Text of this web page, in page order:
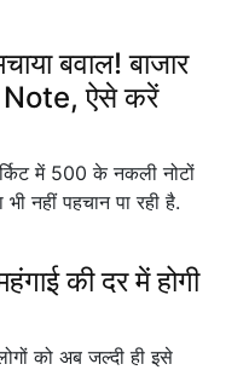
बवाल! बाजार
ऐसे करें
में 500 के नकली नोटों
नहीं पहचान पा रही है.
की दर में होगी
को अब जल्दी ही इसे